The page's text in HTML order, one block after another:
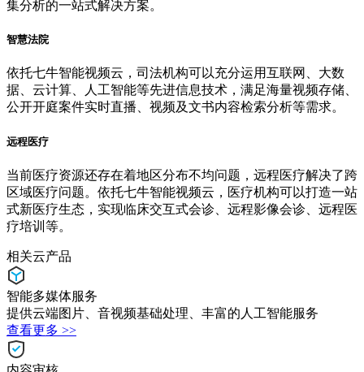
集分析的一站式解决方案。
智慧法院
依托七牛智能视频云，司法机构可以充分运用互联网、大数
据、云计算、人工智能等先进信息技术，满足海量视频存储、
公开开庭案件实时直播、视频及文书内容检索分析等需求。
远程医疗
当前医疗资源还存在着地区分布不均问题，远程医疗解决了跨
区域医疗问题。依托七牛智能视频云，医疗机构可以打造一站
式新医疗生态，实现临床交互式会诊、远程影像会诊、远程医
疗培训等。
相关云产品
智能多媒体服务
提供云端图片、音视频基础处理、丰富的人工智能服务
查看更多 >>